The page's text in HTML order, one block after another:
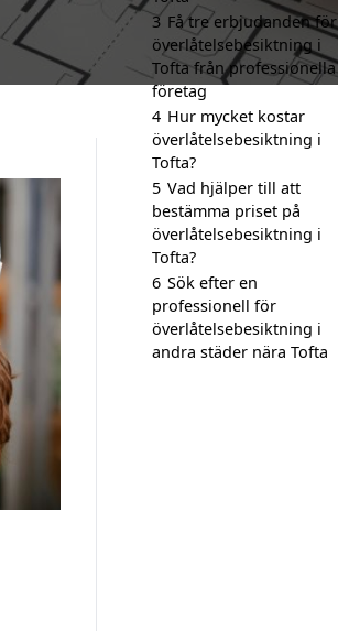
3 Få tre erbjudanden för
överlåtelsebesiktning i
Tofta från professionella
företag
4 Hur mycket kostar
överlåtelsebesiktning i
Tofta?
5 Vad hjälper till att
bestämma priset på
överlåtelsebesiktning i
Tofta?
6 Sök efter en
professionell för
överlåtelsebesiktning i
andra städer nära Tofta